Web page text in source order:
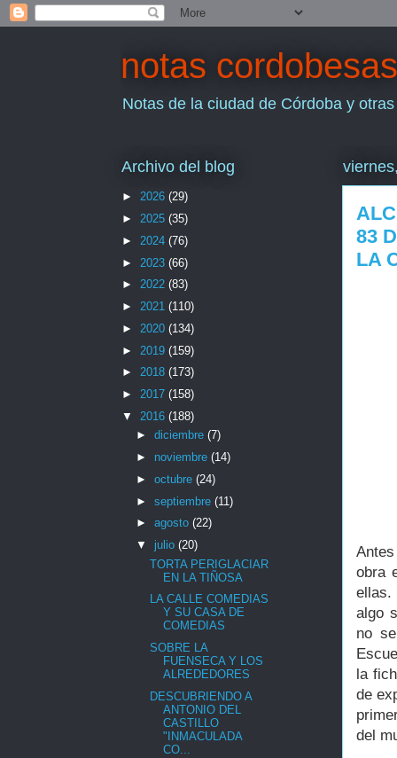
notas cordobesas
Notas de la ciudad de Córdoba y
83
LA
obra
ellas.
algo
no
la
de
del
Archivo del blog
► 2026 (29)
► 2025 (35)
► 2024 (76)
► 2023 (66)
► 2022 (83)
► 2021 (110)
► 2020 (134)
► 2019 (159)
► 2018 (173)
► 2017 (158)
▼ 2016 (188)
► diciembre (7)
► noviembre (14)
► octubre (24)
► septiembre (11)
► agosto (22)
▼ julio (20)
TORTA PERIGLACIAR
EN LA TIÑOSA
LA CALLE COMEDIAS
Y SU CASA DE
COMEDIAS
SOBRE LA
FUENSECA Y LOS
ALREDEDORES
DESCUBRIENDO A
ANTONIO DEL
CASTILLO
"INMACULADA
CO...